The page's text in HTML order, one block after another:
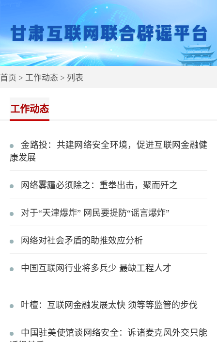
首页 > 工作动态 > 列表
工作动态
金路投：共建网络安全环境，促进互联网金融健
康发展
网络雾霾必须除之：重拳出击，聚而歼之
对于“天津爆炸” 网民要提防“谣言爆炸”
网络对社会矛盾的助推效应分析
中国互联网行业将多兵少 最缺工程人才
叶檀：互联网金融发展太快 须等等监管的步伐
中国驻美使馆谈网络安全：诉诸麦克风外交只能